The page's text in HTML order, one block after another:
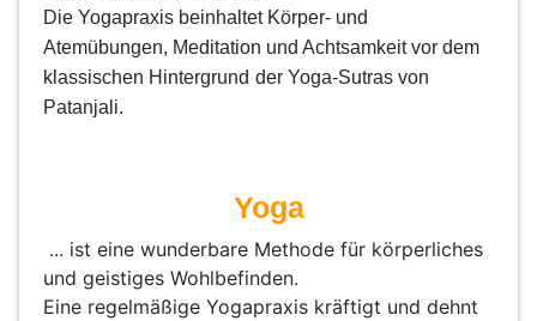
Die Yogapraxis beinhaltet Körper- und
Atemübungen, Meditation und Achtsamkeit vor dem
klassischen Hintergrund der Yoga-Sutras von
Patanjali.
Yoga
... ist eine wunderbare Methode für körperliches
und geistiges Wohlbefinden.
Eine regelmäßige Yogapraxis kräftigt und dehnt